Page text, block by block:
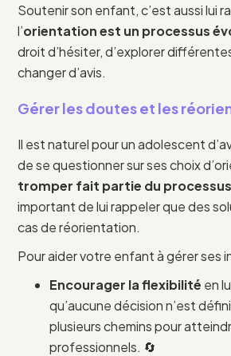
Soutenir son enfant, c’est aussi lui
l’orientation est un processus
droit d’hésiter, d’explorer
changer d’avis.
Gérer les doutes et les
Il est naturel pour un adolescent
de se questionner sur ses choix
tromper fait partie du processus
important de lui rappeler que des
cas de réorientation.
Pour aider votre enfant à gérer ses
Encourager la flexibilité en
qu’aucune décision n’est
plusieurs chemins pour
professionnels. 🔄